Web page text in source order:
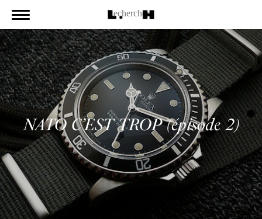
NATO C’EST TROP (épisode 2)